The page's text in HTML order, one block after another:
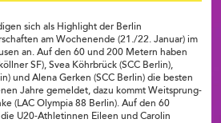
sich als Highlight der Berlin
am Wochenende (21./22. Januar) im
an. Auf den 60 und 200 Metern haben
SF), Svea Köhrbrück (SCC Berlin),
und Alena Gerken (SCC Berlin) die besten
Jahre gemeldet, dazu kommt Weitsprung-
(LAC Olympia 88 Berlin). Auf den 60
U20-Athletinnen Eileen und Carolin